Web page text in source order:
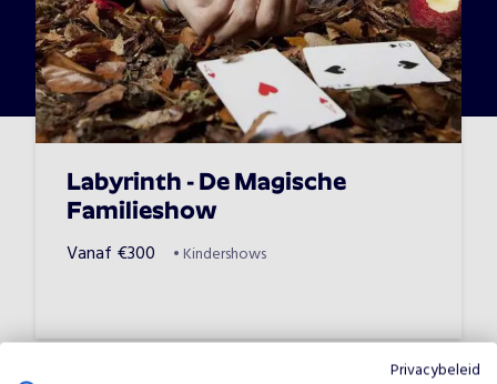
Labyrinth - De Magische
Familieshow
Vanaf €300 • Kindershows
Privacybeleid